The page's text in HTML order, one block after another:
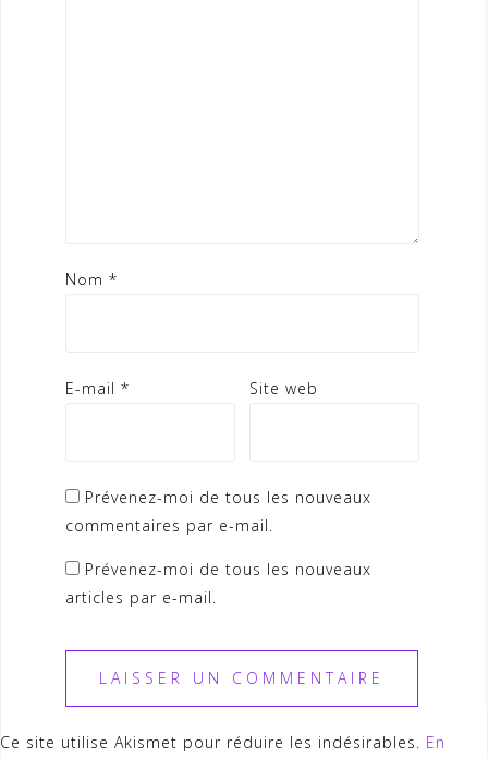
Nom *
E-mail * Site web
Prévenez-moi de tous les nouveaux
commentaires par e-mail.
Prévenez-moi de tous les nouveaux
articles par e-mail.
Ce site utilise Akismet pour réduire les indésirables. En